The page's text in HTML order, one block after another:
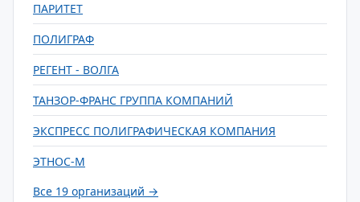
ПАРИТЕТ
ПОЛИГРАФ
РЕГЕНТ - ВОЛГА
ТАНЗОР-ФРАНС ГРУППА КОМПАНИЙ
ЭКСПРЕСС ПОЛИГРАФИЧЕСКАЯ КОМПАНИЯ
ЭТНОС-М
Все 19 организаций →